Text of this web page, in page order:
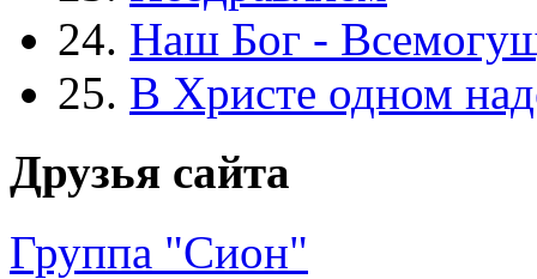
24. Наш Бог -
25. В Христе одном
Друзья сайта
Группа "Сион"